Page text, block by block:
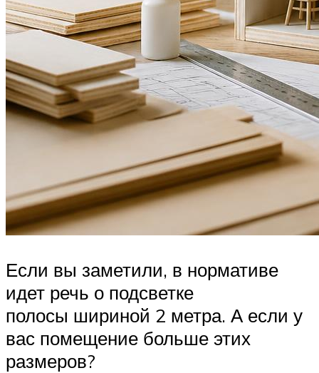
Если вы заметили, в нормативе
идет речь о подсветке
полосы шириной 2 метра. А если у
вас помещение больше этих
размеров?